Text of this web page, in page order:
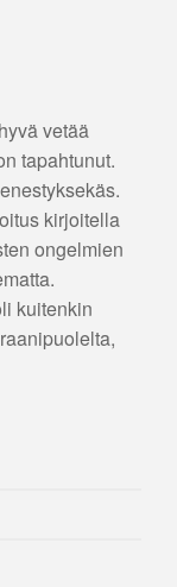
vetää
tapahtunut.
kirjoitella
ongelmien
kuitenkin